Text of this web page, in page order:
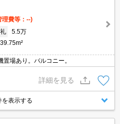
理費等：--)
礼
5.5万
39.75m²
場あり。バルコニー。
詳細を見る
を表示する